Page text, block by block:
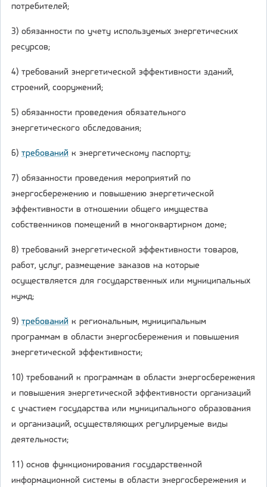
потребителей;
3) обязанности по учету используемых энергетических
ресурсов;
4) требований энергетической эффективности зданий,
строений, сооружений;
5) обязанности проведения обязательного
энергетического обследования;
6) требований к энергетическому паспорту;
7) обязанности проведения мероприятий по
энергосбережению и повышению энергетической
эффективности в отношении общего имущества
собственников помещений в многоквартирном доме;
8) требований энергетической эффективности товаров,
работ, услуг, размещение заказов на которые
осуществляется для государственных или муниципальных
нужд;
9) требований к региональным, муниципальным
программам в области энергосбережения и повышения
энергетической эффективности;
10) требований к программам в области энергосбережения
и повышения энергетической эффективности организаций
с участием государства или муниципального образования
и организаций, осуществляющих регулируемые виды
деятельности;
11) основ функционирования государственной
информационной системы в области энергосбережения и